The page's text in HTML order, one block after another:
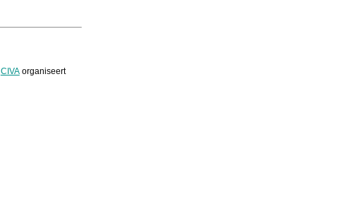
CIVAorganiseert